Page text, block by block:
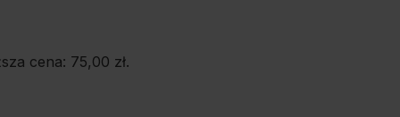
cena: 75,00 zł.